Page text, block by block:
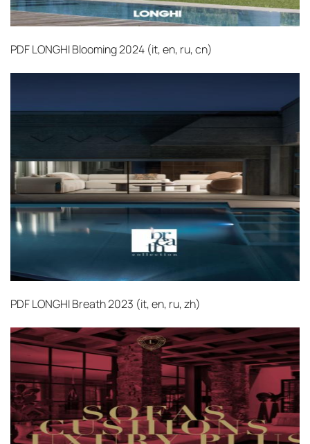
PDFLONGHI Blooming 2024 (it, en, ru, cn)‎
PDFLONGHI Breath 2023 (it, en, ru, zh)‎